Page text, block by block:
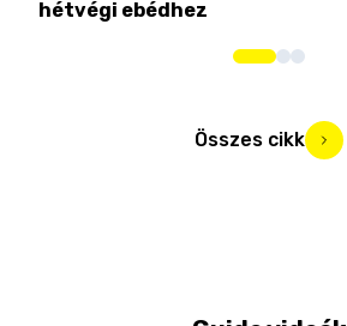
hétvégi ebédhez
Összes cikk